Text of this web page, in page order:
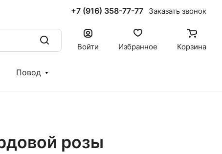
+7 (916) 358-77-77 Заказать звонок
Войти Избранное Корзина
Повод
розы